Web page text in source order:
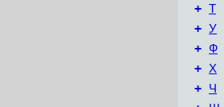
+ Т
+ У
+ Ф
+ Х
+ Ч